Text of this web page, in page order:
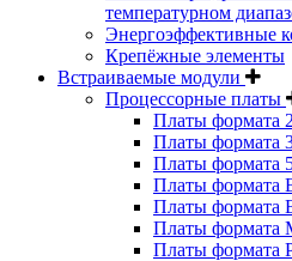
температурном
Энергоэффективные
Крепёжные элементы
Встраиваемые модули
Процессорные платы
Платы формата
Платы формата
Платы формата
Платы формата
Платы формата
Платы формата
Платы формата